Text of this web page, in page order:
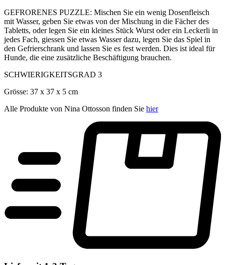
GEFRORENES PUZZLE: Mischen Sie ein wenig Dosenfleisch
mit Wasser, geben Sie etwas von der Mischung in die Fächer des
Tabletts, oder legen Sie ein kleines Stück Wurst oder ein Leckerli in
jedes Fach, giessen Sie etwas Wasser dazu, legen Sie das Spiel in
den Gefrierschrank und lassen Sie es fest werden. Dies ist ideal für
Hunde, die eine zusätzliche Beschäftigung brauchen.
SCHWIERIGKEITSGRAD 3
Grösse: 37 x 37 x 5 cm
Alle Produkte von Nina Ottosson finden Sie hier